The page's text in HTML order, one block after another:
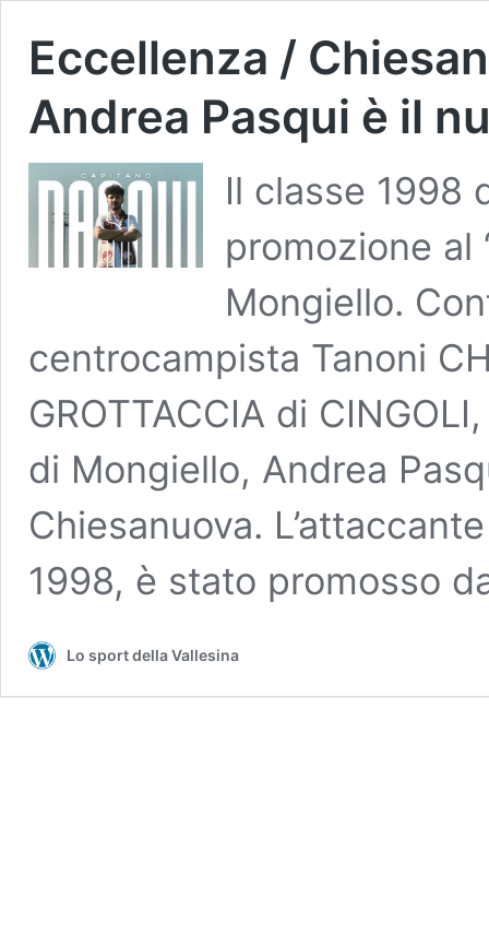
Eccellenza /
Andrea Pasqui è il
Il classe 1998
promozione al
Mongiello.
centrocampista Tanoni
GROTTACCIA di
di Mongiello, Andrea
Chiesanuova.
1998, è stato promosso
Lo sport della Vallesina